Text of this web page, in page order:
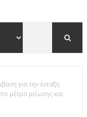
για την ένταξη
μέτρο μείωσης και